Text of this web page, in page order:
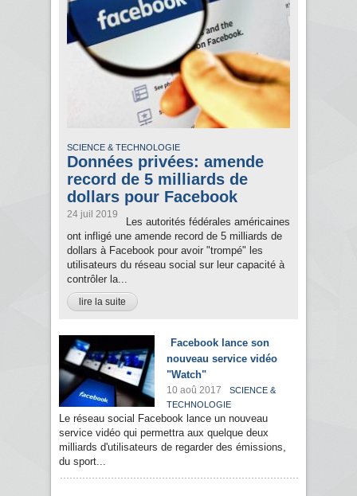
SCIENCE & TECHNOLOGIE
Données privées: amende
record de 5 milliards de
dollars pour Facebook
24 juil 2019
Les autorités fédérales américaines
ont infligé une amende record de 5 milliards de
dollars à Facebook pour avoir "trompé" les
utilisateurs du réseau social sur leur capacité à
contrôler la...
lire la suite
Facebook lance son
nouveau service vidéo
"Watch"
10 aoû 2017
SCIENCE &
TECHNOLOGIE
Le réseau social Facebook lance un nouveau
service vidéo qui permettra aux quelque deux
milliards d'utilisateurs de regarder des émissions,
du sport...